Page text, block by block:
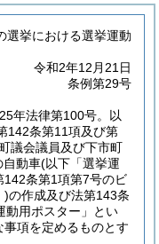
選挙における選挙運動
令和2年12月21日
条例第29号
年法律第100号。以
142条第11項及び第
議会議員及び下市町
自動車(以下「選挙運
142条第1項第7号のビ
)の作成及び法第143条
動用ポスター」とい
項を定めるものとす